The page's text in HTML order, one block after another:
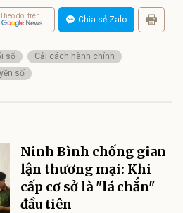
Theo dõi trên Chia sẻ Zalo
số
Cải cách hành chính
số
Ninh Bình chống gian
lận thương mại: Khi
cấp cơ sở là "lá chắn"
đầu tiên